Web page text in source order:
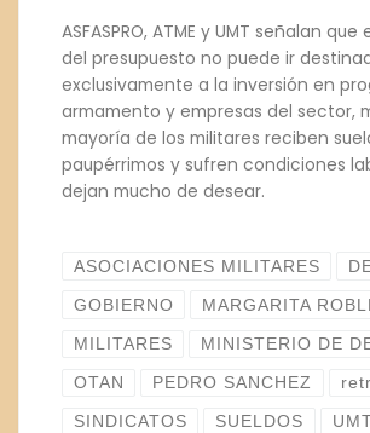
ASFASPRO, ATME y UMT señalan
del presupuesto no puede ir
exclusivamente a la inversión en
armamento y empresas del sector,
mayoría de los militares reciben
paupérrimos y sufren condiciones
dejan mucho de desear.
ASOCIACIONES MILITARES
GOBIERNO MARGARITA
MILITARES MINISTERIO DE
OTAN PEDRO SANCHEZ
SINDICATOS SUELDOS